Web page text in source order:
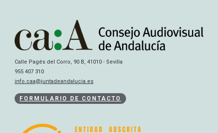
Calle Pagés del Corro, 90 B, 41010 - Sevilla
955 407 310
info.caa@juntadeandalucia.es
FORMULARIO DE CONTACTO